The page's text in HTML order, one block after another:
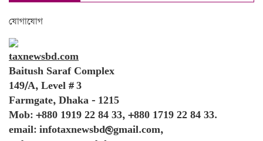
যোগাযোগ
taxnewsbd.com
Baitush Saraf Complex
149/A, Level # 3
Farmgate, Dhaka - 1215
Mob: +880 1919 22 84 33, +880 1719 22 84 33.
email: infotaxnewsbd@gmail.com,